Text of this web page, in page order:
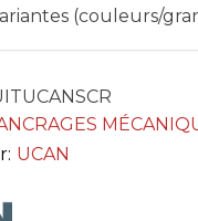
(couleurs/
UCAN